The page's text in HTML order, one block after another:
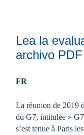
Lea la
archivo
FR
La réunion de 2019
du G7, intitulée »
s’est tenue à Paris